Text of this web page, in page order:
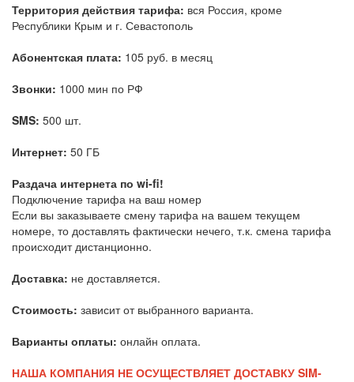
Территория действия тарифа: вся Россия, кроме
Республики Крым и г. Севастополь
Абонентская плата: 105 руб. в месяц
Звонки: 1000 мин по РФ
SMS: 500 шт.
Интернет: 50 ГБ
Раздача интернета по wi-fi!
Подключение тарифа на ваш номер
Если вы заказываете смену тарифа на вашем текущем
номере, то доставлять фактически нечего, т.к. смена тарифа
происходит дистанционно.
Доставка: не доставляется.
Стоимость: зависит от выбранного варианта.
Варианты оплаты: онлайн оплата.
НАША КОМПАНИЯ НЕ ОСУЩЕСТВЛЯЕТ ДОСТАВКУ SIM-